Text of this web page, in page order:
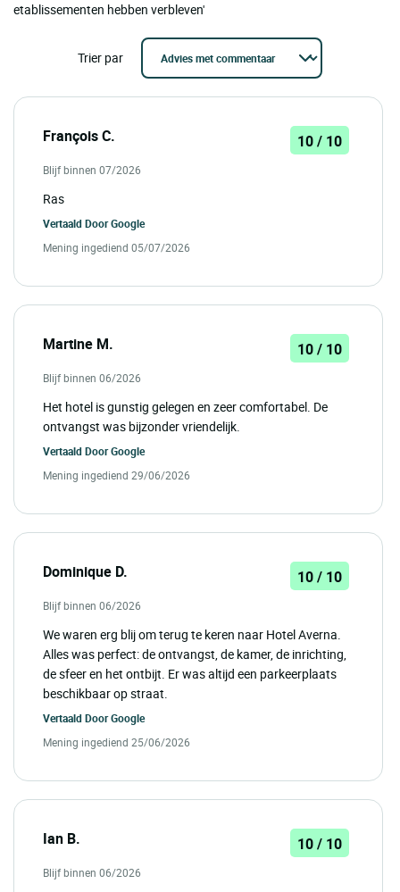
etablissementen hebben verbleven'
Trier par
François C. 10 / 10
Blijf binnen 07/2026
Ras
Vertaald DoorGoogle
Mening ingediend 05/07/2026
Martine M. 10 / 10
Blijf binnen 06/2026
Het hotel is gunstig gelegen en zeer comfortabel. De
ontvangst was bijzonder vriendelijk.
Vertaald DoorGoogle
Mening ingediend 29/06/2026
Dominique D. 10 / 10
Blijf binnen 06/2026
We waren erg blij om terug te keren naar Hotel Averna.
Alles was perfect: de ontvangst, de kamer, de inrichting,
de sfeer en het ontbijt. Er was altijd een parkeerplaats
beschikbaar op straat.
Vertaald DoorGoogle
Mening ingediend 25/06/2026
Ian B. 10 / 10
Blijf binnen 06/2026